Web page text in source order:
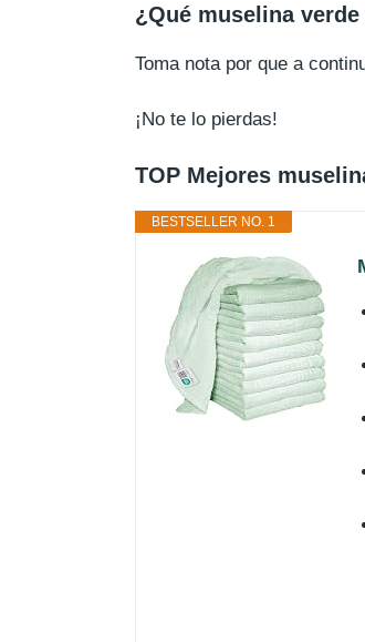
¿Qué muselina
Toma nota por que a
¡No te lo pierdas!
TOP Mejores
BESTSELLER NO. 1